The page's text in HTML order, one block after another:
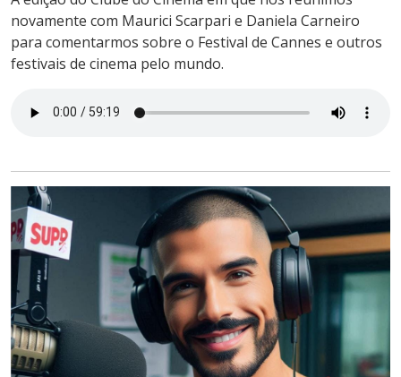
novamente com Maurici Scarpari e Daniela Carneiro
para comentarmos sobre o Festival de Cannes e outros
festivais de cinema pelo mundo.